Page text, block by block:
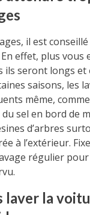
il est
effet, plus vous
ils seront longs et
saisons, les
même,
sel en bord de
d’arbres
à l’extérieur.
régulier
laver la